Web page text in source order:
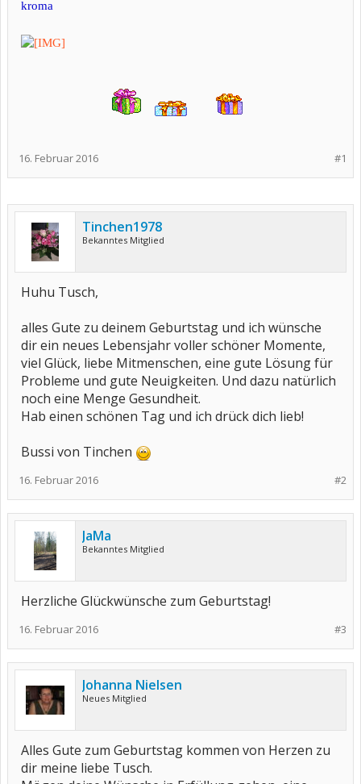
kroma
#1
16. Februar 2016
Tinchen1978
Bekanntes Mitglied
Huhu Tusch,
alles Gute zu deinem Geburtstag und ich wünsche
dir ein neues Lebensjahr voller schöner Momente,
viel Glück, liebe Mitmenschen, eine gute Lösung für
Probleme und gute Neuigkeiten. Und dazu natürlich
noch eine Menge Gesundheit.
Hab einen schönen Tag und ich drück dich lieb!
Bussi von Tinchen
#2
16. Februar 2016
JaMa
Bekanntes Mitglied
Herzliche Glückwünsche zum Geburtstag!
#3
16. Februar 2016
Johanna Nielsen
Neues Mitglied
Alles Gute zum Geburtstag kommen von Herzen zu
dir meine liebe Tusch.